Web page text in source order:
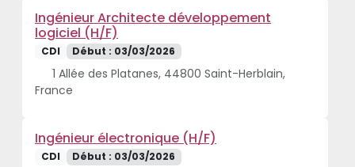
Ingénieur Architecte développement
logiciel (H/F)
CDI Début : 03/03/2026
1 Allée des Platanes, 44800 Saint-Herblain,
France
Ingénieur électronique (H/F)
CDI Début : 03/03/2026